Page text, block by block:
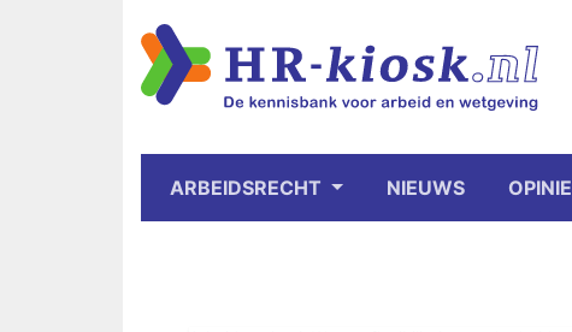
ARBEIDSRECHT NIEUWS OPINIE